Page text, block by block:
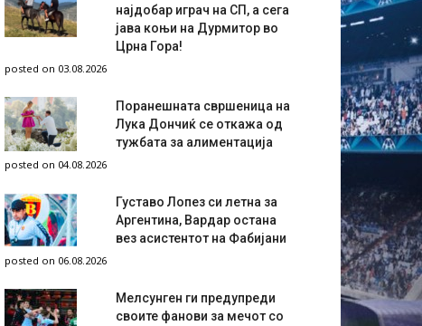
најдобар играч на СП, а сега
јава коњи на Дурмитор во
Црна Гора!
posted on 03.08.2026
Поранешната свршеница на
Лука Дончиќ се откажа од
тужбата за алиментација
posted on 04.08.2026
Густаво Лопез си летна за
Аргентина, Вардар остана
вез асистентот на Фабијани
posted on 06.08.2026
Мелсунген ги предупреди
своите фанови за мечот со